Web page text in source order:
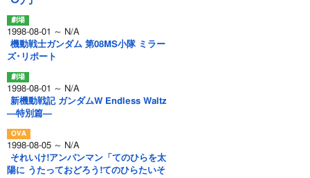
1998-08-01 ～ N/A
機動戦士ガンダム 第08MS小隊 ミラー
ズ･リポート
1998-08-01 ～ N/A
新機動戦記 ガンダムW Endless Waltz
―特別篇―
1998-08-05 ～ N/A
それいけ!アンパンマン「てのひらを太
陽に うたっておどろう!てのひらたいそ